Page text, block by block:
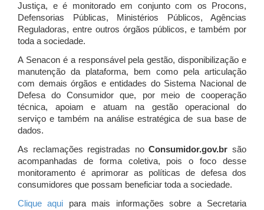
Justiça, e é monitorado em conjunto com os Procons,
Defensorias Públicas, Ministérios Públicos, Agências
Reguladoras, entre outros órgãos públicos, e também por
toda a sociedade.
A Senacon é a responsável pela gestão, disponibilização e
manutenção da plataforma, bem como pela articulação
com demais órgãos e entidades do Sistema Nacional de
Defesa do Consumidor que, por meio de cooperação
técnica, apoiam e atuam na gestão operacional do
serviço e também na análise estratégica de sua base de
dados.
As reclamações registradas noConsumidor.gov.br são
acompanhadas de forma coletiva, pois o foco desse
monitoramento é aprimorar as políticas de defesa dos
consumidores que possam beneficiar toda a sociedade.
Clique aqui para mais informações sobre a Secretaria